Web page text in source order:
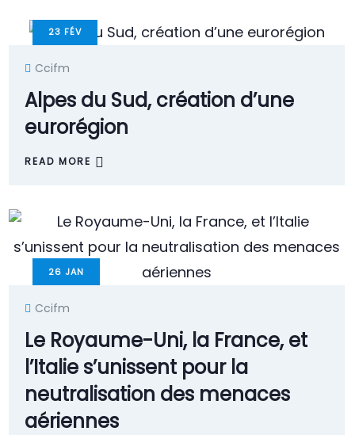
23 FÉV
Ccifm
Alpes du Sud, création d’une
eurorégion
READ MORE
26 JAN
Ccifm
Le Royaume-Uni, la France, et
l’Italie s’unissent pour la
neutralisation des menaces
aériennes